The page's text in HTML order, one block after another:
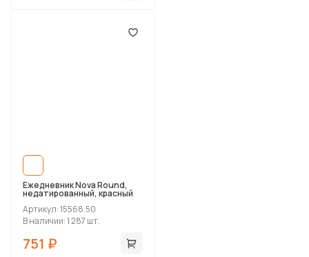
Ежедневник Nova Round,
недатированный, красный
Артикул: 15568.50
В наличии: 1 287 шт.
751 ₽